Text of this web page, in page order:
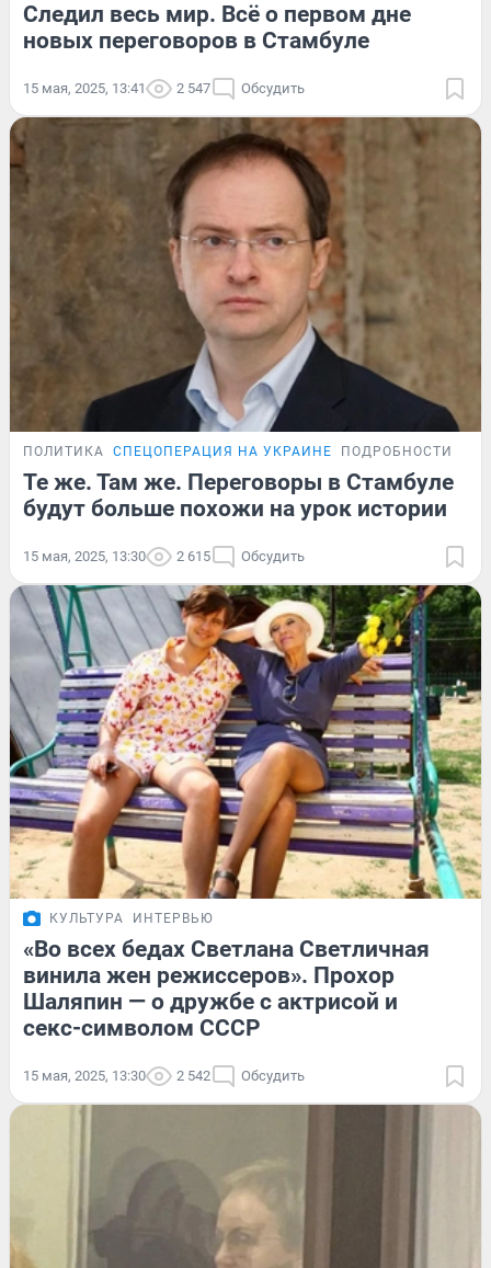
Следил весь мир. Всё о первом дне
новых переговоров в Стамбуле
15 мая, 2025, 13:41 2 547 Обсудить
ПОЛИТИКА СПЕЦОПЕРАЦИЯ НА УКРАИНЕ ПОДРОБНОСТИ
Те же. Там же. Переговоры в Стамбуле
будут больше похожи на урок истории
15 мая, 2025, 13:30 2 615 Обсудить
КУЛЬТУРА ИНТЕРВЬЮ
«Во всех бедах Светлана Светличная
винила жен режиссеров». Прохор
Шаляпин — о дружбе с актрисой и
секс-символом СССР
15 мая, 2025, 13:30 2 542 Обсудить